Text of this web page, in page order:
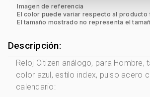
Imagen de referencia
El color puede variar respecto al producto
El tamaño mostrado no representa el
Descripción:
Reloj Citizen análogo, para Hombre,
color azul, estilo index, pulso acero
calendario: